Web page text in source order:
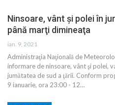
Ninsoare, vânt şi polei în
până marţi dimineaţa
ian. 9, 2021
Administraţia Naţională de
informare de ninsoare, vânt şi polei,
jumătatea de sud a ţării. Conform
9 ianuarie, ora 23:00 - 12…